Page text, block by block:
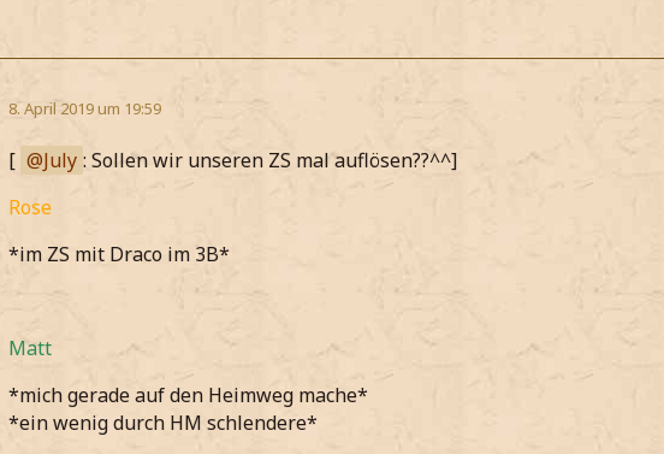
8. April 2019 um 19:59
[ July : Sollen wir unseren ZS mal auflösen??^^]
Rose
*im ZS mit Draco im 3B*
Matt
*mich gerade auf den Heimweg mache*
*ein wenig durch HM schlendere*